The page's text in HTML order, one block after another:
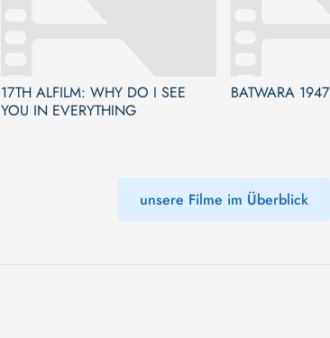
17TH ALFILM: WHY DO I SEE
YOU IN EVERYTHING
BATWARA 1947
unsere Filme im Überblick